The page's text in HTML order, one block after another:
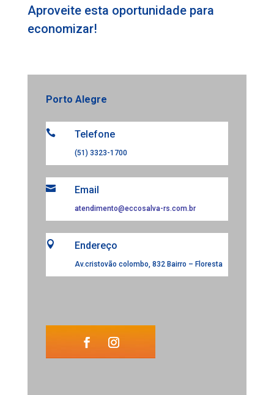
Aproveite esta oportunidade para
economizar!
Porto Alegre
 Telefone
(51) 3323-1700
 Email
atendimento@eccosalva-rs.com.br
 Endereço
Av.cristovão colombo, 832 Bairro – Floresta